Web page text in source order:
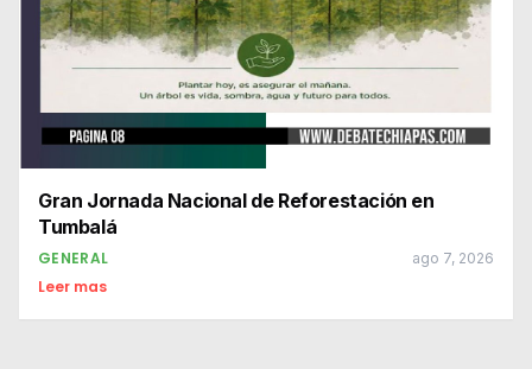
Gran Jornada Nacional de Reforestación en
Tumbalá
GENERAL ago 7, 2026
Leer mas